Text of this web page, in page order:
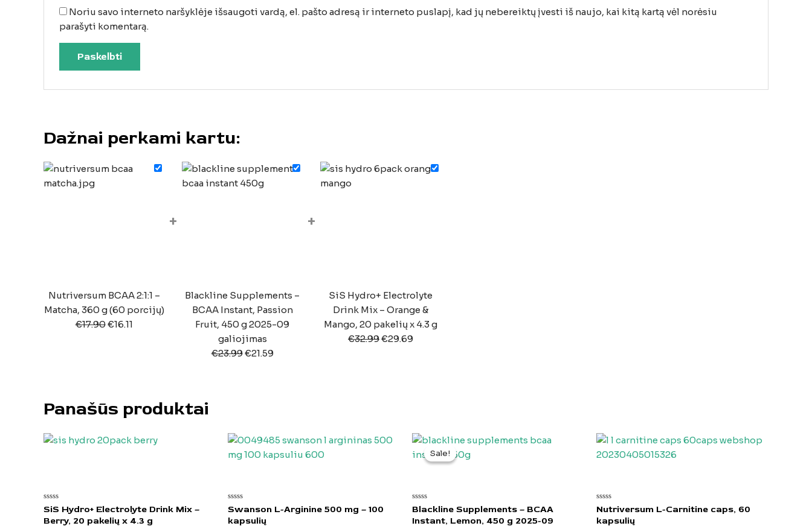
Noriu savo interneto naršyklėje išsaugoti vardą, el. pašto adresą ir interneto puslapį, kad jų nebereiktų įvesti iš naujo, kai kitą kartą vėl norėsiu
parašyti komentarą.
Dažnai perkami kartu:
Nutriversum BCAA 2:1:1 –
Matcha, 360 g (60 porcijų)
€17.90€16.11
+
Blackline Supplements –
BCAA Instant, Passion
Fruit, 450 g 2025-09
galiojimas
€23.99€21.59
+
SiS Hydro+ Electrolyte
Drink Mix – Orange &
Mango, 20 pakelių x 4.3 g
€32.99€29.69
Panašūs produktai
Įvertinimas:
0
iš
SiS Hydro+ Electrolyte Drink Mix –
Berry, 20 pakelių x 4.3 g
Įvertinimas:
0
iš
Swanson L-Arginine 500 mg – 100
kapsulių
Sale!
Sale!
Įvertinimas:
0
iš
Blackline Supplements – BCAA
Instant, Lemon, 450 g 2025-09
Original
was:
Current
price
is:
Įvertinimas:
0
iš
Nutriversum L-Carnitine caps, 60
kapsulių